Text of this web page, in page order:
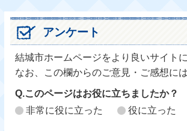
アンケート
結城市ホームページをより良いサイト
なお、この欄からのご意見・ご感想に
Q.このページはお役に立ちましたか？
非常に役に立った
役に立った